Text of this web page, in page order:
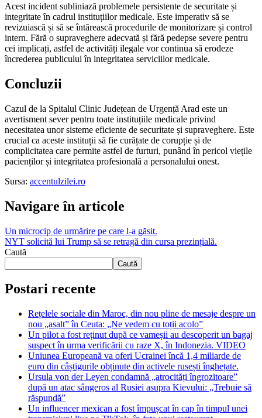
Acest incident subliniază problemele persistente de securitate și
integritate în cadrul instituțiilor medicale. Este imperativ să se
revizuiască și să se întărească procedurile de monitorizare și control
intern. Fără o supraveghere adecvată și fără pedepse severe pentru
cei implicați, astfel de activități ilegale vor continua să erodeze
încrederea publicului în integritatea serviciilor medicale.
Concluzii
Cazul de la Spitalul Clinic Județean de Urgență Arad este un
avertisment sever pentru toate instituțiile medicale privind
necesitatea unor sisteme eficiente de securitate și supraveghere. Este
crucial ca aceste instituții să fie curățate de corupție și de
complicitatea care permite astfel de furturi, punând în pericol viețile
pacienților și integritatea profesională a personalului onest.
Sursa: accentulzilei.ro
Navigare în articole
Un microcip de urmărire pe care l-a găsit.
NYT solicită lui Trump să se retragă din cursa prezințială.
Caută
Caută
Postari recente
Rețelele sociale din Maroc, din nou pline de mesaje despre un
nou „asalt” în Ceuta: „Ne vedem cu toții acolo”
Un pilot a fost reținut după ce vameșii au descoperit un bagaj
suspect în urma verificării cu raze X, în Indonezia. VIDEO
Uniunea Europeană va oferi Ucrainei încă 1,4 miliarde de
euro din câștigurile obținute din activele rusești înghețate.
Ursula von der Leyen condamnă „atrocități îngrozitoare”
după un atac sângeros al Rusiei asupra Kievului: „Trebuie să
răspundă”
Un influencer mexican a fost împușcat în cap în timpul unei